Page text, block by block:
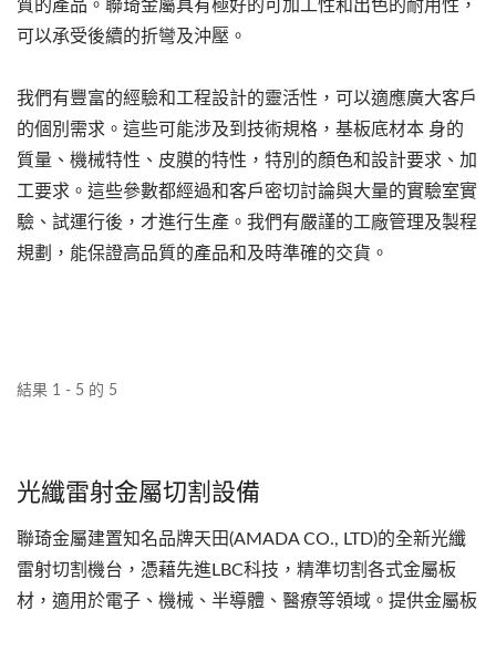
質的產品。聯琦金屬具有極好的可加工性和出色的耐用性，
可以承受後續的折彎及沖壓。
我們有豐富的經驗和工程設計的靈活性，可以適應廣大客戶
的個別需求。這些可能涉及到技術規格，基板底材本 身的
質量、機械特性、皮膜的特性，特別的顏色和設計要求、加
工要求。這些參數都經過和客戶密切討論與大量的實驗室實
驗、試運行後，才進行生產。我們有嚴謹的工廠管理及製程
規劃，能保證高品質的產品和及時準確的交貨。
結果 1 - 5 的 5
光纖雷射金屬切割設備
聯琦金屬建置知名品牌天田(AMADA CO., LTD)的全新光纖
雷射切割機台，憑藉先進LBC科技，精準切割各式金屬板
材，適用於電子、機械、半導體、醫療等領域。提供金屬板